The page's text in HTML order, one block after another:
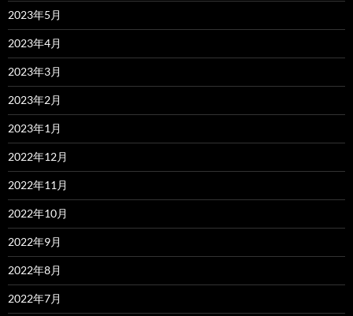
2023年5月
2023年4月
2023年3月
2023年2月
2023年1月
2022年12月
2022年11月
2022年10月
2022年9月
2022年8月
2022年7月